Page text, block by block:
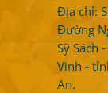
Địa chỉ:
Đường
Sỹ Sách -
Vinh -
An.